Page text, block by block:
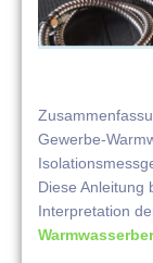
Gewerbe-
Diese Anleitung
Interpretation